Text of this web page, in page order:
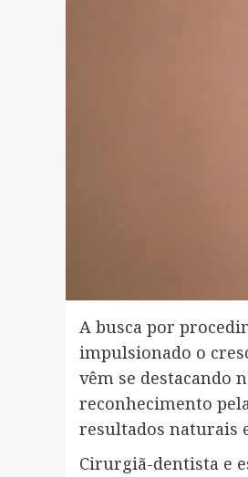
A busca por
impulsionado o
vêm se destacando
reconhecimento
resultados naturais
Cirurgiã-dentista e